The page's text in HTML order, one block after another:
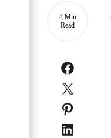
4 Min
Read